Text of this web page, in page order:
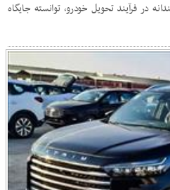
در فرآیند تحویل خودرو، توانسته جایگاه